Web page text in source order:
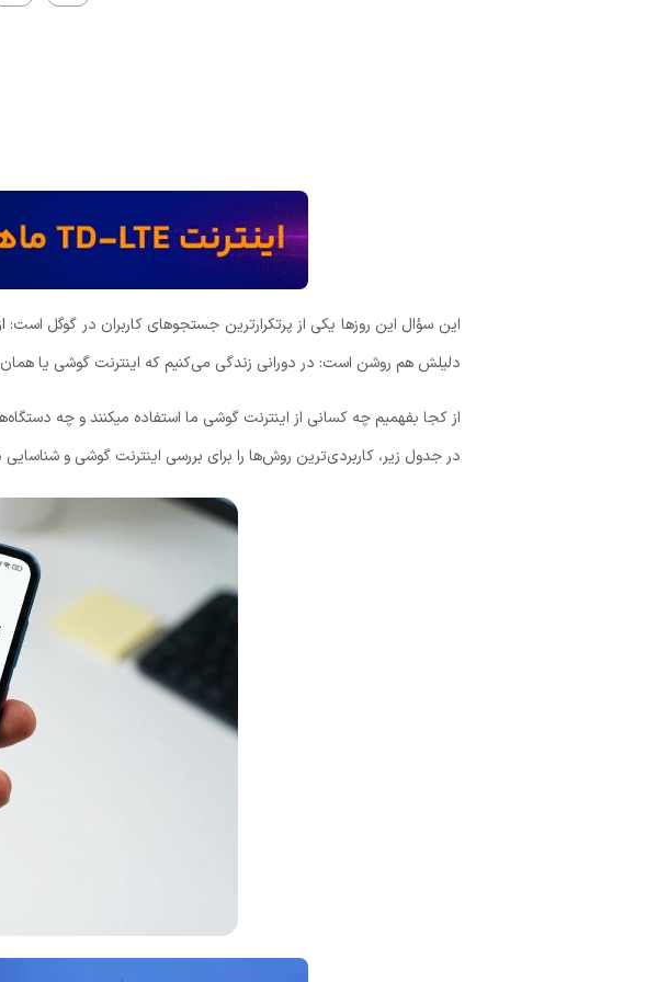
این سؤال این روزها یکی از پرتکرارترین جستجوهای کاربران در گوگل است:
دلیلش هم روشن است: در دورانی زندگی می‌کنیم که اینترنت گوشی یا
از کجا بفهمیم چه کسانی از اینترنت گوشی ما استفاده میکنند و چه
در جدول زیر، کاربردی‌ترین روش‌ها را برای بررسی اینترنت گوشی و